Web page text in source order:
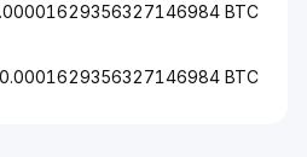
BTC
0.0001629356327146984 BTC